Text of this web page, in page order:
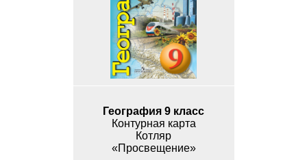
География 9 класс
Контурная карта
Котляр
«Просвещение»